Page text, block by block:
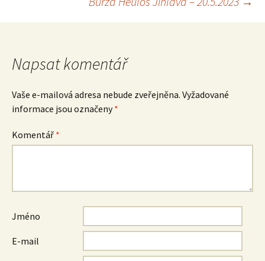
pro
příspěvek
Napsat komentář
Vaše e-mailová adresa nebude zveřejněna. Vyžadované
informace jsou označeny*
Komentář *
Jméno
E-mail